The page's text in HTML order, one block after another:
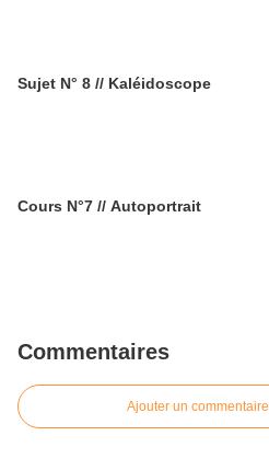
Sujet N° 8 // Kaléidoscope
Cours N°7 // Autoportrait
Commentaires
Ajouter un commentaire